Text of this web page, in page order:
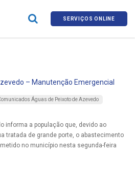
SERVIÇOS ONLINE
– Manutenção Emergencial
Águas de Peixoto de Azevedo
informa a população que, devido ao
tratada de grande porte, o abastecimento
no município nesta segunda-feira